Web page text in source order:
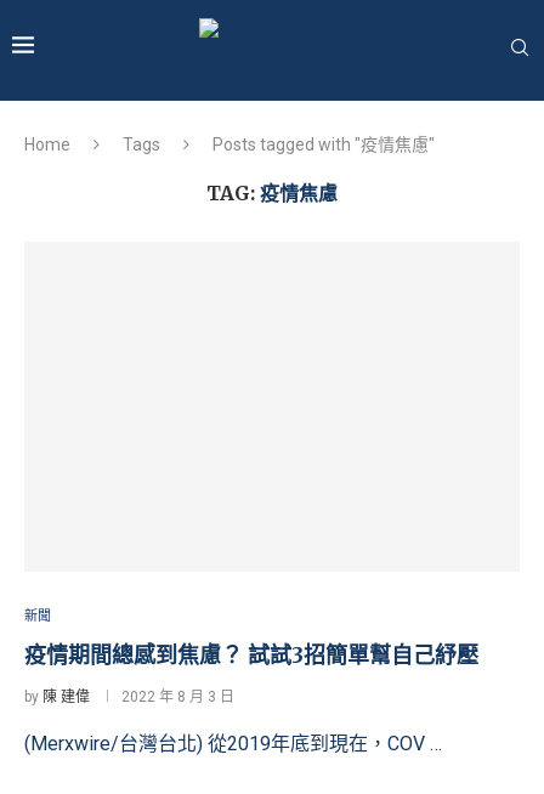
Home Tags Posts tagged with "疫情焦慮"
TAG: 疫情焦慮
新聞
疫情期間總感到焦慮？ 試試3招簡單幫自己紓壓
by 陳 建偉 2022 年 8 月 3 日
(Merxwire/台灣台北) 從2019年底到現在，COV …